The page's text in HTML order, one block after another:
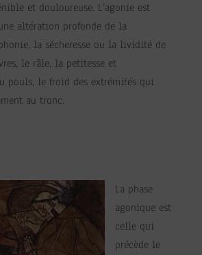
et douloureuse. L’agonie est
altération profonde de la
la sécheresse ou la lividité de
le râle, la petitesse et
pouls, le froid des extrémités qui
au tronc.
La phase
agonique est
celle qui
précède le